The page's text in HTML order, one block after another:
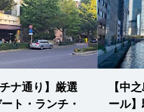
ナ通り】厳選
ト・ランチ・
【中
ール